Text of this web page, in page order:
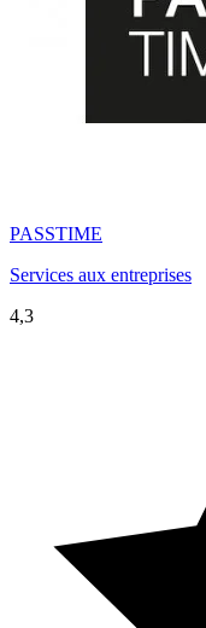
PASSTIME
Services aux entreprises
4,3